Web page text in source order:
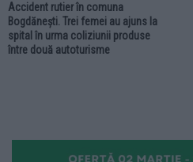
Accident rutier în comuna
Bogdănești. Trei femei au ajuns la
spital în urma coliziunii produse
între două autoturisme